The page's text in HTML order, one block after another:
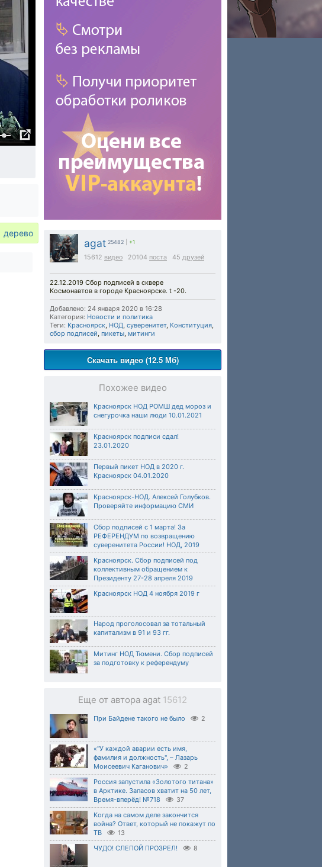
agat 25482 +1
15612 видео 20104 поста 45 друзей
22.12.2019 Сбор подписей в сквере
Космонавтов в городе Красноярске. t -20.
Добавлено: 24 января 2020 в 16:28
Категория: Новости и политика
Теги: Красноярск, НОД, суверенитет, Конституция,
сбор подписей, пикеты, митинги
Скачать видео (12.5 Мб)
Похожее видео
Красноярск НОД РОМШ дед мороз и
снегурочка наши люди 10.01.2021
Красноярск подписи сдал!
23.01.2020
Первый пикет НОД в 2020 г.
Красноярск 04.01.2020
Красноярск-НОД. Алексей Голубков.
Проверяйте информацию СМИ
Сбор подписей с 1 марта! За
РЕФЕРЕНДУМ по возвращению
суверенитета России! НОД, 2019
Красноярск. Сбор подписей под
коллективным обращением к
Президенту 27-28 апреля 2019
Красноярск НОД 4 ноября 2019 г
Народ проголосовал за тотальный
капитализм в 91 и 93 гг.
Митинг НОД Тюмени. Сбор подписей
за подготовку к референдуму
Еще от автора agat 15612
При Байдене такого не было 2
«"У каждой аварии есть имя,
фамилия и должность", – Лазарь
Моисеевич Каганович»
2
Россия запустила «Золотого титана»
в Арктике. Запасов хватит на 50 лет,
Время-вперёд! №718
37
Когда на самом деле закончится
война? Ответ, который не покажут по
ТВ
13
ЧУДО! СЛЕПОЙ ПРОЗРЕЛ! 8
дерево